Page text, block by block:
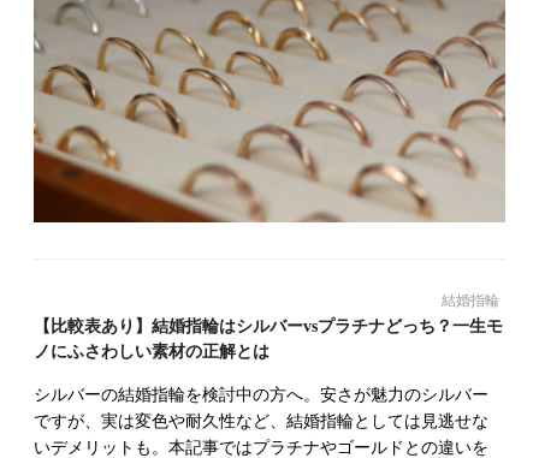
結婚指輪
【比較表あり】結婚指輪はシルバーvsプラチナどっち？一生モ
ノにふさわしい素材の正解とは
シルバーの結婚指輪を検討中の方へ。安さが魅力のシルバー
ですが、実は変色や耐久性など、結婚指輪としては見逃せな
いデメリットも。本記事ではプラチナやゴールドとの違いを